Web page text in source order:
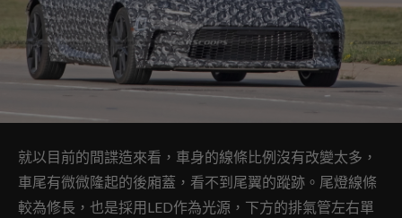
就以目前的間諜造來看，車身的線條比例沒有改變太多，
車尾有微微隆起的後廂蓋，看不到尾翼的蹤跡。尾燈線條
較為修長，也是採用LED作為光源，下方的排氣管左右單